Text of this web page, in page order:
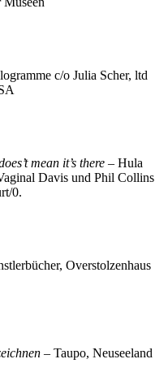
c/o Julia Scher, ltd
mean it’s there – Hula
Davis und Phil Collins
0.
Overstolzenhaus
– Taupo, Neuseeland